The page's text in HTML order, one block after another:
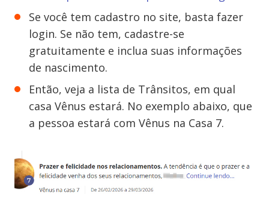
Se você tem cadastro no site, basta fazer
login. Se não tem, cadastre-se
gratuitamente e inclua suas informações
de nascimento.
Então, veja a lista de Trânsitos, em qual
casa Vênus estará. No exemplo abaixo, que
a pessoa estará com Vênus na Casa 7.